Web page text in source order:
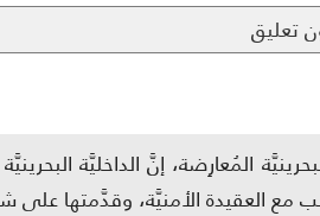
تعليق
المُعارِضة، إنَّ الداخليَّة
مع العقيدة الأمنيَّة، وقدَّمتها